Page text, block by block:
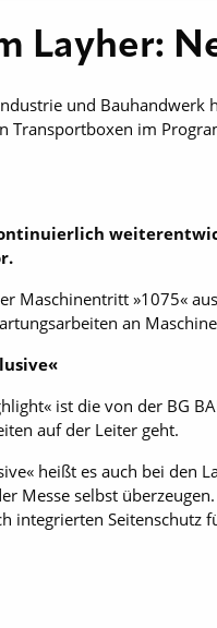
Layher:
und Bauhandwerk
Transportboxen im
Maschinentritt »1075«
an
ist die von der BG
auf der Leiter geht.
heißt es auch bei den
Messe selbst
integrierten